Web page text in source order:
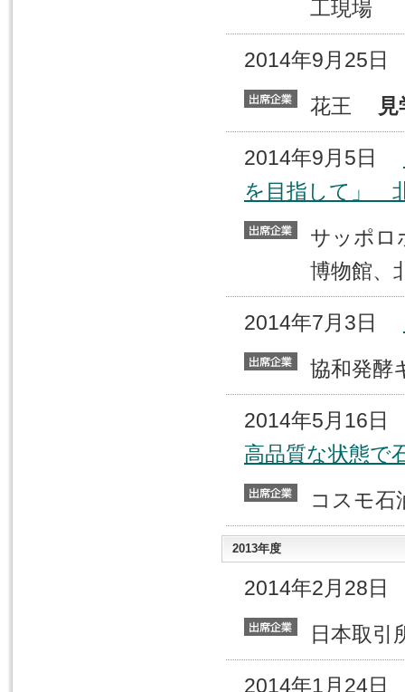
工現場
2014年9月25
花王
2014年9月5日
を目指して」
サッポ
博物館、
2014年7月3日
協和発
2014年5月16
高品質な状態で
コスモ
2013年度
2014年2月28
日本取
2014年1月24